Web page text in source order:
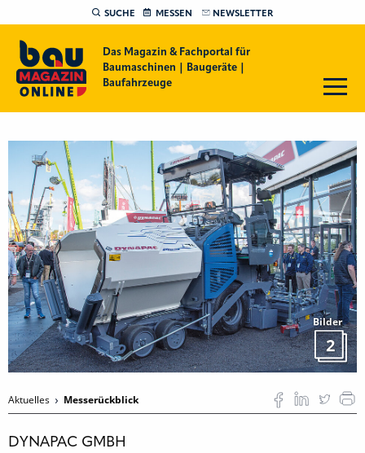
SUCHE MESSEN NEWSLETTER
Das Magazin & Fachportal für
Baumaschinen | Baugeräte |
Baufahrzeuge
Bilder
2
Aktuelles Messerückblick
DYNAPAC GMBH